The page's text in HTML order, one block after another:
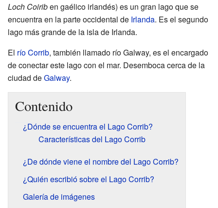
Loch Coiriben gaélico irlandés) es un gran lago que se
encuentra en la parte occidental de Irlanda. Es el segundo
lago más grande de la isla de Irlanda.
El río Corrib, también llamado río Galway, es el encargado
de conectar este lago con el mar. Desemboca cerca de la
ciudad deGalway.
Contenido
¿Dónde se encuentra el Lago Corrib?
Características del Lago Corrib
¿De dónde viene el nombre del Lago Corrib?
¿Quién escribió sobre el Lago Corrib?
Galería de imágenes